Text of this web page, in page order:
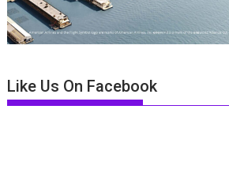
Like Us On Facebook